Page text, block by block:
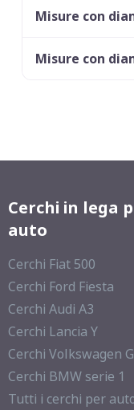
XL
Misure con
Misure con
Cerchi in lega
auto
Cerchi Fiat 500
Cerchi Ford Fiesta
Cerchi Audi A3
Cerchi Lancia Y
Cerchi Volkswagen
Cerchi BMW serie 1
Tutti i cerchi per